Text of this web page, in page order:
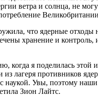
ветра и солнца, не
что ядерные отходы
хранение и контроль,
когда я поделилась этой
из лагеря противников
наукой. Увы, поэтому
Зион Лайтс.